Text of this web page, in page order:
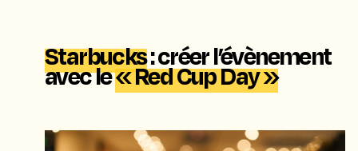
Starbucks: créer l’évènement
avec le« Red Cup Day »